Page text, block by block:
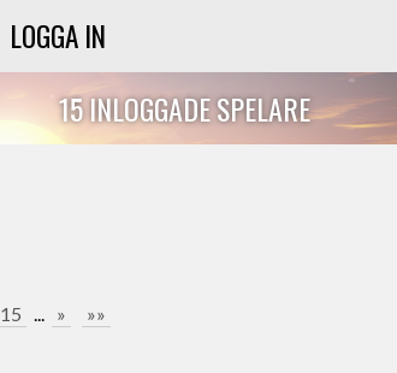
LOGGA IN
15 INLOGGADE SPELARE
15 ... »
»»